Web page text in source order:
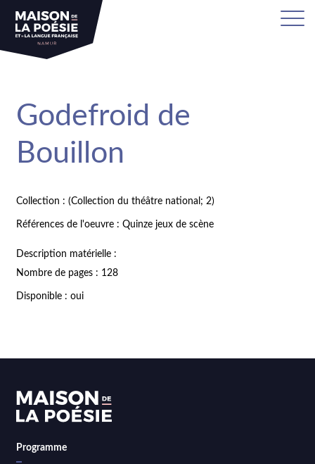
Godefroid de
Bouillon
Collection : (Collection du théâtre national; 2)
Références de l'oeuvre : Quinze jeux de scène
Description matérielle :
Nombre de pages : 128
Disponible : oui
Programme